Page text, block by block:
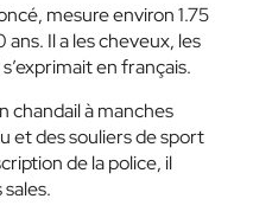
mesure environ 1.75
Il a les cheveux, les
en français.
chandail à manches
et des souliers de sport
de la police, il